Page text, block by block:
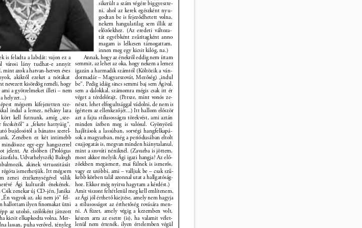
is feladta a labdát: vajon ez a
városi lány tudhat-e annyit
mint azok a hatvan-hetven éves
akiktől ezeket a nótákat
nevezett kisördög reméli, hogy
ami a gyötrelmeket illeti – nem
helyzet...)
mégsem kifejezetten sze-
indul a lemez, néhány laza
kört kell futnunk, amíg „sze-
fecskétől” a „fekete hattyúig”,
bujdosótól a bánatos szerel-
Zenében ez két intimebb
egy-egy hangszerrel
jelent. Az elsőben (Prológus
Udvarhelyszék) Balogh
akinek virtuozitását
ismerhetjük. Itt mégsem
zenei érzékenységével válik
Ági kulturált énekének.
Csík zenekar új CD-jén, Janika
vagyok az, aki nem jó” fel-
hallottam ilyen ﬁnomakat ütni
az utolsó, szólóként játszott
kicsit elkapkodta volna. Mer-
lassan, puha verővel, tényleg
sikerült a szám végére biggyeszte-
ni, ahol az kerek egészként nyu-
godtan be is fejeződhetett volna,
nekem hangulatilag sem illik az
előzőekhez. (Az eredeti változa-
tát egyébként zsűritagként anno
magam is lelkesen támogattam,
innen meg egy kicsit kilóg, na.)
Annak, hogy az énekről eddig nem írtam
semmit, az lehet az oka, hogy nekem a lemez
igazán a harmadik számtól (Költözik a ván-
dormadár – Magyarszovát, Mezőség) „indul
be”. Pedig idáig sincs semmi baj sem Ágival,
sem a dalokkal, számomra mégis csak itt ér
véget a térdelőrajt. (Persze, mint vonós ze-
nészt, lehet elfogultsággal vádolni, de nem is
ígértem az ellenkezőjét...) Itt hallom először
azt a fajta stílusosságra törekvést, ami aztán
minden ízében meg is valósul. Gyönyörű
hajlítások a lassúban, sorvégi hangfelkapá-
sok a magyarban, még a periódusában eltolt
csujjogatás is, megvan minden hiánytalanul,
mint a szováti néniknél. (Zavarba is jöttem,
most akkor melyik Ági igazi hangja? Az elő-
zőekben megismert, mai fülnek is ismerős,
vagy ez utóbbi, ami – valljuk be – csak szű-
kebb körben talál azonnal utat a hallgatóság-
hoz. Ekkor még nyitva hagytam a kérdést.)
Amit viszont feltétlenül meg kell említenem,
az Ági jól érthető kiejtése, amely nem hagyja
a stílusosságot az érthetőség rovására men-
ni. A füzet, amely végig a kezemben volt,
készen arra az esetre (is), ha valamit vélet-
lenül nem értenék, ilyen értelemben végül